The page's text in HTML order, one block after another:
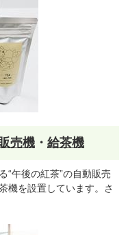
売機 ・ 給茶機
“午後の紅茶”の自動販売
機を設置しています。さ